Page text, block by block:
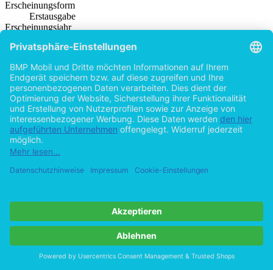
Erscheinungsform
Erstausgabe
Erscheinungsjahr
ISBN (Paperback)
ISBN (PDF)
9783956847035
Dateigröße
1.9 MB
Sprache
Deutsch
Institution / Hochschule
Humboldt-Universität zu Berlin
Erscheinungsdatum
2015 (Februar)
Schlagworte
Verkehrsnetz GPS-Navigation
Research lineares Programm
BACHELOR + MASTER Publishing